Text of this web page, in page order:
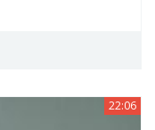
22:06